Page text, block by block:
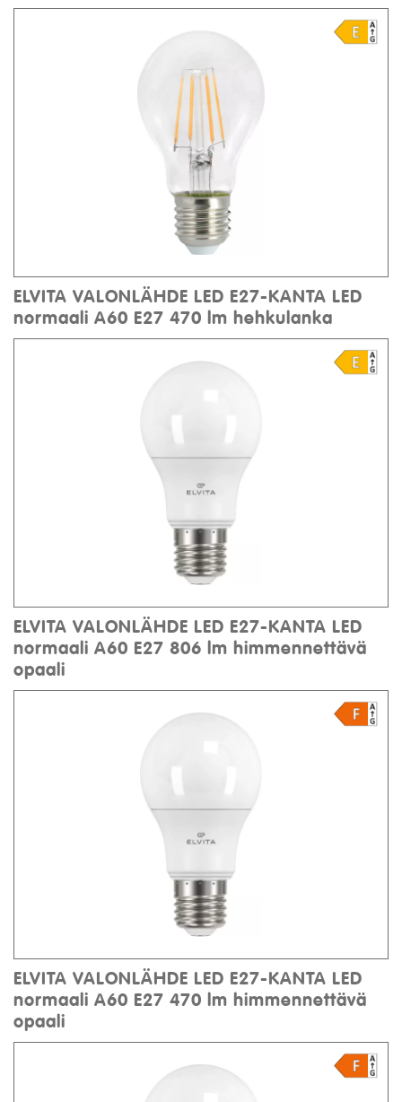
ELVITA VALONLÄHDE LED E27-KANTA LED
normaali A60 E27 470 lm hehkulanka
ELVITA VALONLÄHDE LED E27-KANTA LED
normaali A60 E27 806 lm himmennettävä
opaali
ELVITA VALONLÄHDE LED E27-KANTA LED
normaali A60 E27 470 lm himmennettävä
opaali